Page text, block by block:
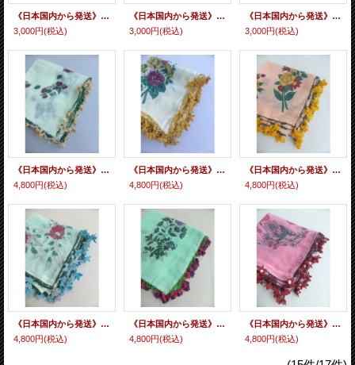
《日本国内から発送》マニサのトゥーオヤスカーフ シェケル（砂糖）オヤと呼ばれるトゥーの立体オヤ ひなぎく
3,000円(税込)
《日本国内から発送》マニサのトゥーオヤスカーフ シェケル（砂糖）オヤと呼ばれるトゥーの立体オヤ
3,000円(税込)
《日本国内から発送》マニサのトゥーオヤスカーフ シェケル（砂糖）オヤと呼ばれるトゥーの立体オヤ
3,000円(税込)
《日本国内から発送》マニサのトゥーオヤスカーフ シェケル（砂糖）オヤと呼ばれるかぎ針で作る立体オヤ
4,800円(税込)
《日本国内から発送》マニサのトゥーオヤスカーフ シェケル（砂糖）オヤと呼ばれるかぎ針で作る立体オヤ
4,800円(税込)
《日本国内から発送》マニサのトゥーオヤスカーフ シェケル（砂糖）オヤと呼ばれるかぎ針で作る立体オヤ
4,800円(税込)
《日本国内から発送》マニサのトゥーオヤスカーフ シェケル（砂糖）オヤと呼ばれるかぎ針で作る立体オヤ
4,800円(税込)
《日本国内から発送》マニサのトゥーオヤスカーフ シェケル（砂糖）オヤと呼ばれるかぎ針で作る立体オヤ フクシアのモチーフ
4,800円(税込)
《日本国内から発送》マニサのトゥーオヤスカーフ シェケル（砂糖）オヤと呼ばれるかぎ針で作る立体オヤ
4,800円(税込)